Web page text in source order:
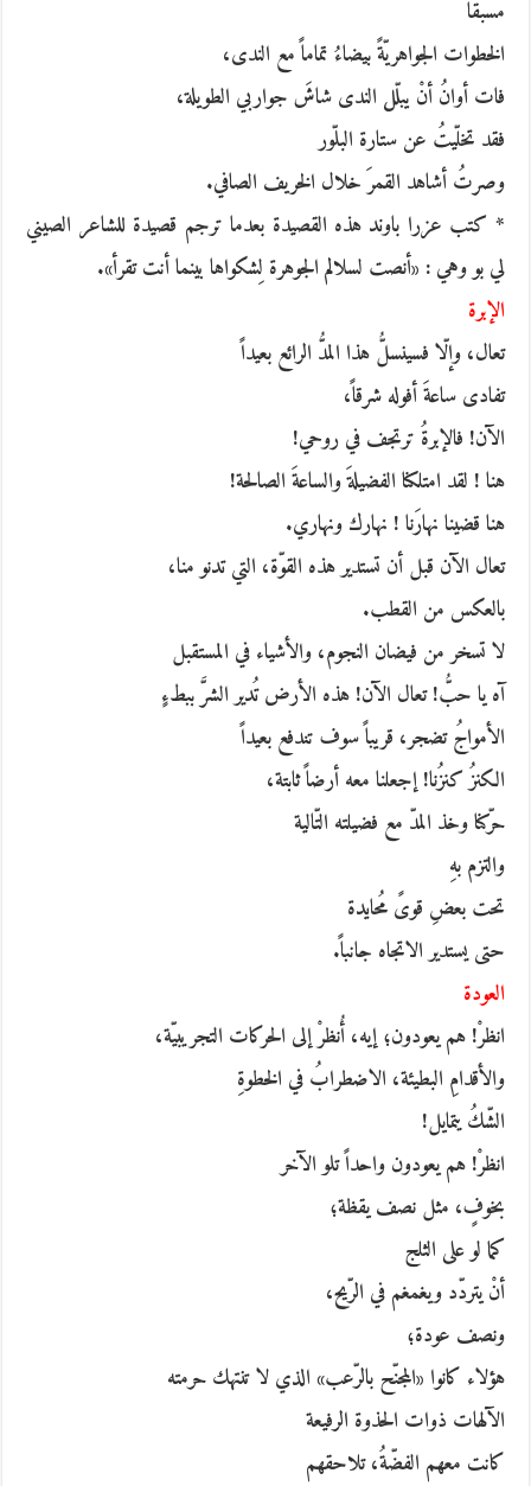
مُسبقاً
الخطوات الجواهريّةً بيضاءُ تماماً مع الندى،
فات أوانُ أنْ يبلّل الندى شاشَ جواربي الطويلة،
فقد تخلّيتُ عن ستارة البلّور
وصرتُ أشاهد القمرَ خلال الخريف الصافي.
* كتب عزرا باوند هذه القصيدة بعدما ترجم قصيدة للشاعر الصيني
لي بو وهي : «أنصت لسلالم الجوهرة لِشكواها بينما أنت تقرأ».
الإبرة
تعال، وإلّا فسينسلُّ هذا المدُّ الرائع بعيداً
تفادى ساعةَ أفوله شرقاً،
الآن! فالإبرةُ ترتجف في روحي!
هنا ! لقد امتلكنا الفضيلةَ والساعةَ الصالحة!
هنا قضينا نهارَنا ! نهارك ونهاري.
تعال الآن قبل أن تستدير هذه القوّة، التي تدنو منا،
بالعكس من القطب.
لا تسخر من فيضان النجوم، والأشياء في المستقبل
آه يا حبُّ! تعال الآن! هذه الأرض تُدير الشرَّ ببطءٍ
الأمواجُ تضجر، قريباً سوف تندفع بعيداً
الكنزُ كنزُنا! إجعلنا معه أرضاً ثابتة،
حرّكنا وخذ المدّ مع فضيلته التّالية
والتزم بهِ
تحت بعضِ قوىً مُحايدة
حتى يستدير الاتجاه جانباً.
العودة
انظرْ! هم يعودون؛ إيه، أُنظرْ إلى الحركات التجريبيّة،
والأقدامِ البطيئة، الاضطرابُ في الخطوةِ
الشّكُ يتمايل!
انظرْ! هم يعودون واحداً تلو الآخر
بخوفٍ، مثل نصف يقظة؛
كما لو على الثلج
أنْ يتردّد ويغمغم في الرّيح،
ونصف عودة؛
هؤلاء كانوا «المجنّح بالرّعب» الذي لا تنتهك حرمته
الآلهات ذوات الحذوة الرفيعة
كانت معهم الفضّةُ، تلاحقهم